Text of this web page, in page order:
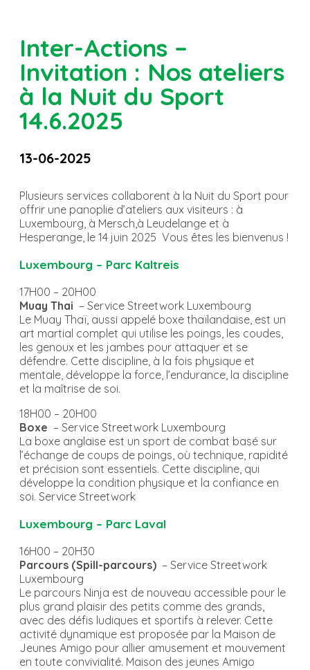
Inter-Actions –
Invitation : Nos ateliers
à la Nuit du Sport
14.6.2025
13-06-2025
Plusieurs services collaborent à la Nuit du Sport pour
offrir une panoplie d’ateliers aux visiteurs : à
Luxembourg, à Mersch,à Leudelange et à
Hesperange, le 14 juin 2025 Vous êtes les bienvenus !
Luxembourg – Parc Kaltreis
17H00 – 20H00
Muay Thai – Service Streetwork Luxembourg
Le Muay Thaï, aussi appelé boxe thaïlandaise, est un
art martial complet qui utilise les poings, les coudes,
les genoux et les jambes pour attaquer et se
défendre. Cette discipline, à la fois physique et
mentale, développe la force, l’endurance, la discipline
et la maîtrise de soi.
18H00 – 20H00
Boxe – Service Streetwork Luxembourg
La boxe anglaise est un sport de combat basé sur
l’échange de coups de poings, où technique, rapidité
et précision sont essentiels. Cette discipline, qui
développe la condition physique et la confiance en
soi. Service Streetwork
Luxembourg – Parc Laval
16H00 – 20H30
Parcours (Spill-parcours) – Service Streetwork
Luxembourg
Le parcours Ninja est de nouveau accessible pour le
plus grand plaisir des petits comme des grands,
avec des défis ludiques et sportifs à relever. Cette
activité dynamique est proposée par la Maison de
Jeunes Amigo pour allier amusement et mouvement
en toute convivialité. Maison des jeunes Amigo